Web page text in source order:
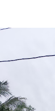
sebagai
salah dan
fikih,
sudah
tekan dalam
yang